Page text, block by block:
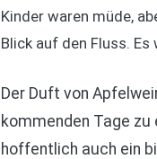
Kinder waren müde,
Blick auf den Fluss.
Der Duft von
kommenden Tage zu
hoffentlich auch ein